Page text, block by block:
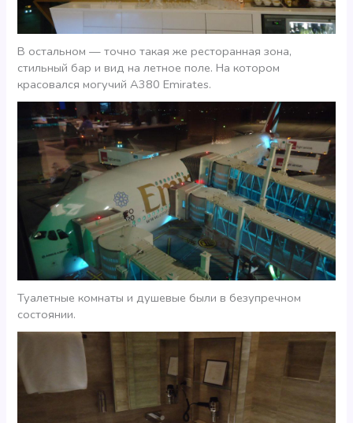
В остальном — точно такая же ресторанная зона,
стильный бар и вид на летное поле. На котором
красовался могучий А380 Emirates.
Туалетные комнаты и душевые были в безупречном
состоянии.